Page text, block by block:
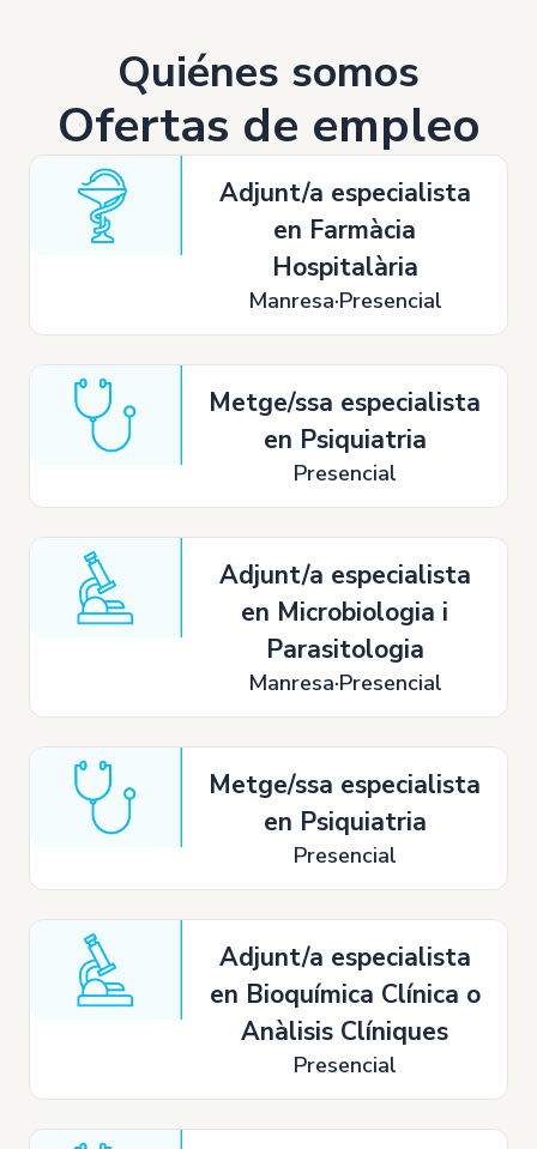
Quiénes somos
Ofertas de empleo
Adjunt/a especialista
en Farmàcia
Hospitalària
Manresa Presencial
Metge/ssa especialista
en Psiquiatria
Presencial
Adjunt/a especialista
en Microbiologia i
Parasitologia
Manresa Presencial
Metge/ssa especialista
en Psiquiatria
Presencial
Adjunt/a especialista
en Bioquímica Clínica o
Anàlisis Clíniques
Presencial